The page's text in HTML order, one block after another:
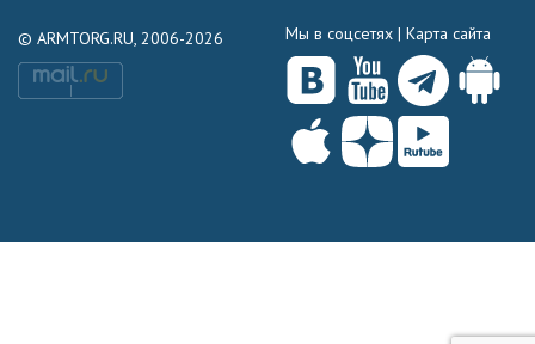
© ARMTORG.RU, 2006-2026 Мы в соцсетях | Карта сайта